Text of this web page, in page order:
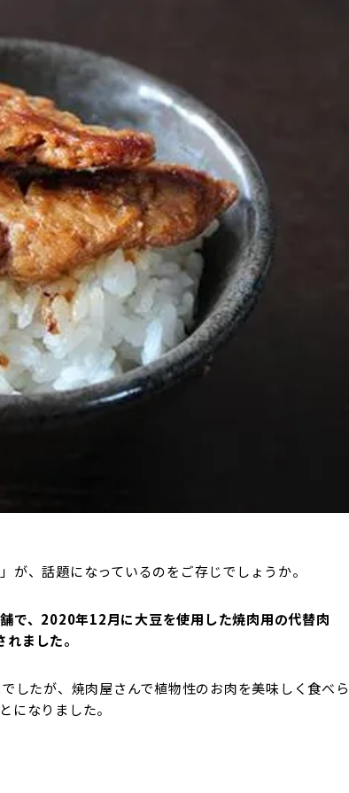
、話題になっているのをご存じでしょうか。
で、2020年12月に大豆を使用した焼肉用の代替肉
ました。
したが、焼肉屋さんで植物性のお肉を美味しく食べら
になりました。